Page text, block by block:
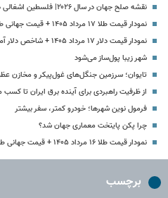
نقشه صلح جهان در سال ۲۰۲۶| فلسطین اشغالی در جمع ناامن‌ترین‌ها
نمودار قیمت طلا ۱۷ مرداد ۱۴۰۵ + قیمت جهانی طلا
نمودار قیمت دلار ۱۷ مرداد ۱۴۰۵ + شاخص دلار آمریکا
شهر زیبا پول‌ساز می‌شود
تایوان؛ سرزمین جنگل‌های غول‌پیکر و مخازن
از ظرفیت راهبردی برای آینده برق ایران تا کسب
فرمول نوین شهرها؛ خودرو کمتر، سفر بیشتر
چرا پکن پایتخت معماری جهان شد؟
نمودار قیمت طلا ۱۶ مرداد ۱۴۰۵ + قیمت جهانی طلا
برچسب